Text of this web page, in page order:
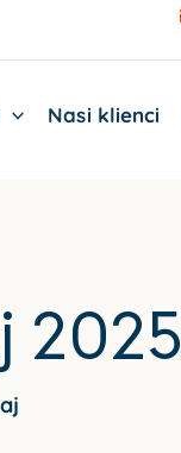
Nasi klienci
2025